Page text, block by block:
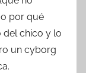
por qué
del chico y lo
un cyborg